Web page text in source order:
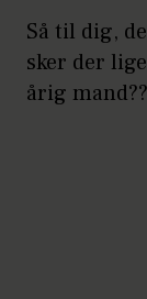
Så til dig,
sker der
årig